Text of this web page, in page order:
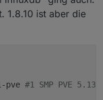
1.8.10 ist aber die
pve #1 SMP PVE